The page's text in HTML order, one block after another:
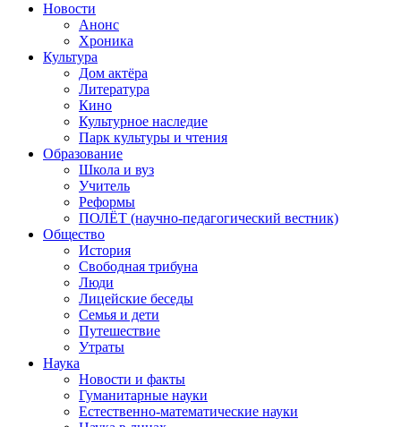
Новости
Анонс
Хроника
Культура
Дом актёра
Литература
Кино
Культурное наследие
Парк культуры и чтения
Образование
Школа и вуз
Учитель
Реформы
ПОЛЁТ (научно-педагогический вестник)
Общество
История
Свободная трибуна
Люди
Лицейские беседы
Семья и дети
Путешествие
Утраты
Наука
Новости и факты
Гуманитарные науки
Естественно-математические науки